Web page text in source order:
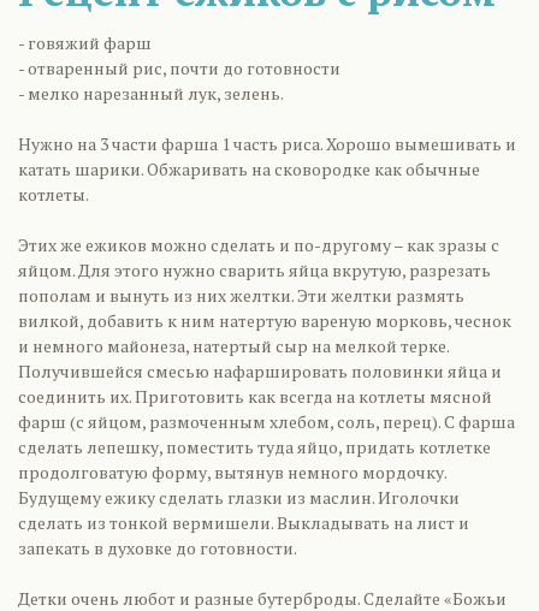
- говяжий фарш
- отваренный рис, почти до готовности
- мелко нарезанный лук, зелень.
Нужно на 3 части фарша 1 часть риса. Хорошо вымешивать и
катать шарики. Обжаривать на сковородке как обычные
котлеты.
Этих же ежиков можно сделать и по-другому – как зразы с
яйцом. Для этого нужно сварить яйца вкрутую, разрезать
пополам и вынуть из них желтки. Эти желтки размять
вилкой, добавить к ним натертую вареную морковь, чеснок
и немного майонеза, натертый сыр на мелкой терке.
Получившейся смесью нафаршировать половинки яйца и
соединить их. Приготовить как всегда на котлеты мясной
фарш (с яйцом, размоченным хлебом, соль, перец). С фарша
сделать лепешку, поместить туда яйцо, придать котлетке
продолговатую форму, вытянув немного мордочку.
Будущему ежику сделать глазки из маслин. Иголочки
сделать из тонкой вермишели. Выкладывать на лист и
запекать в духовке до готовности.
Детки очень любот и разные бутерброды. Сделайте «Божьи